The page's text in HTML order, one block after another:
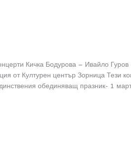
Кичка Бодурова – Ивайло Гуров
от Културен център Зорница Тези
обединяващ празник- 1